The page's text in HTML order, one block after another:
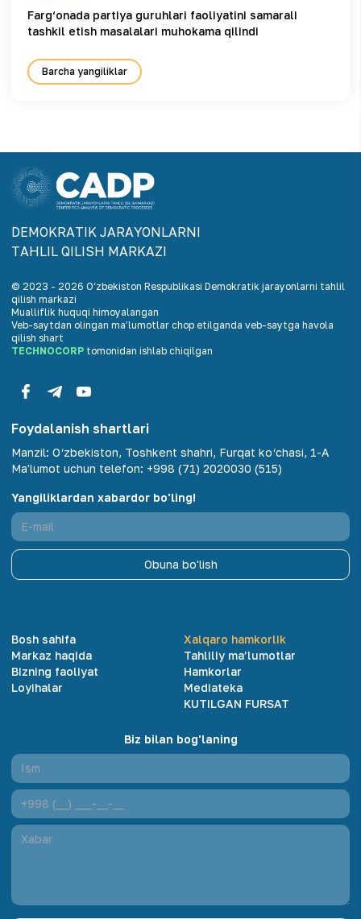
Farg‘onada partiya guruhlari faoliyatini samarali
tashkil etish masalalari muhokama qilindi
Barcha yangiliklar
DEMOKRАTIK JАRАYONLАRNI
TАHLIL QILISH MАRKАZI
© 2023 - 2026 O‘zbekiston Respublikasi Demokratik jarayonlarni tahlil
qilish markazi
Mualliflik huquqi himoyalangan
Veb-saytdan olingan maʼlumotlar chop etilganda veb-saytga havola
qilish shart
TECHNOCORP tomonidan ishlab chiqilgan
Foydalanish shartlari
Manzil: O‘zbekiston, Toshkent shahri, Furqat ko‘chasi, 1-A
Ma'lumot uchun telefon: +998 (71) 2020030 (515)
Yangiliklardan xabardor bo'ling!
Obuna bo'lish
Bosh sahifa
Markaz haqida
Bizning faoliyat
Loyihalar
Xalqaro hamkorlik
Tahliliy ma’lumotlar
Hamkorlar
Mediateka
KUTILGAN FURSAT
Biz bilan bog'laning